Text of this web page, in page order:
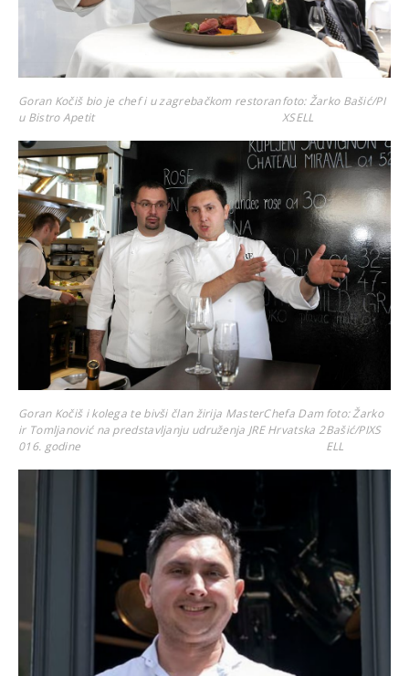
Goran Kočiš bio je chef i u zagrebačkom restoran
u Bistro Apetit
foto: Žarko Bašić/PI
XSELL
Goran Kočiš i kolega te bivši član žirija MasterChefa Dam
ir Tomljanović na predstavljanju udruženja JRE Hrvatska 2
016. godine
foto: Žarko
Bašić/PIXS
ELL